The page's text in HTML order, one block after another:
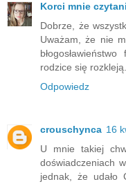
Korci mnie
Dobrze, że
Uważam, że nie
rodzice się rozkleją.
Odpowiedz
crouschynca 16
U mnie takiej
doświadczeniach
jednak, że udało